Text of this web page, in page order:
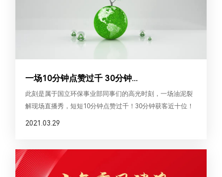
一场10分钟点赞过千 30分钟...
此刻是属于国立环保事业部同事们的高光时刻，一场油泥裂
解现场直播秀，短短10分钟点赞过千！30分钟获客近十位！
2021.03.29